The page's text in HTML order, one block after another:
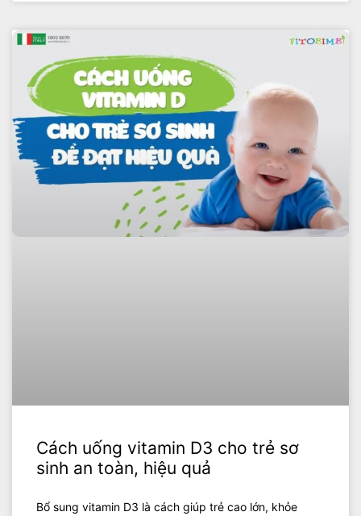
Cách uống vitamin D3 cho trẻ sơ
sinh an toàn, hiệu quả
Bổ sung vitamin D3 là cách giúp trẻ cao lớn, khỏe